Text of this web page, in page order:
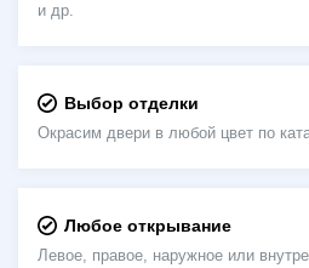
и др.
Выбор отделки
Окрасим двери в любой цвет по
Любое открывание
Левое, правое, наружное или